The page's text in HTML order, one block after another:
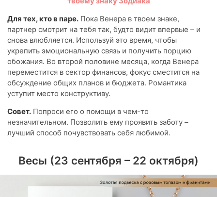
Для тех, кто в паре. Пока Венера в твоем знаке,
партнер смотрит на тебя так, будто видит впервые – и
снова влюбляется. Используй это время, чтобы
укрепить эмоциональную связь и получить порцию
обожания. Во второй половине месяца, когда Венера
переместится в сектор финансов, фокус сместится на
обсуждение общих планов и бюджета. Романтика
уступит место конструктиву.
Совет. Попроси его о помощи в чем-то
незначительном. Позволить ему проявить заботу –
лучший способ почувствовать себя любимой.
Весы (23 сентября – 22 октября)